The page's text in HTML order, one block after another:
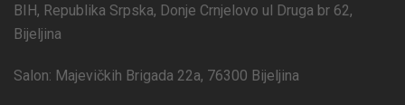
BIH, Republika Srpska, Donje Crnjelovo ul Druga br 62,
Bijeljina
Salon: Majevičkih Brigada 22a, 76300 Bijeljina